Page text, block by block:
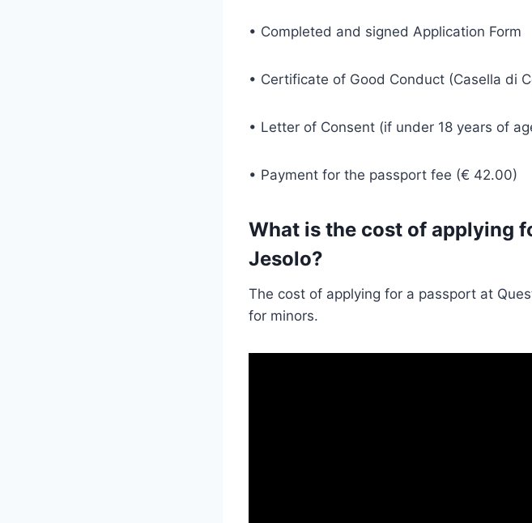
• Completed and signed Application Form
• Certificate of Good Conduct (Casella di
• Letter of Consent (if under 18 years of
• Payment for the passport fee (€ 42.00)
What is the cost of applying
Jesolo?
The cost of applying for a passport at
for minors.